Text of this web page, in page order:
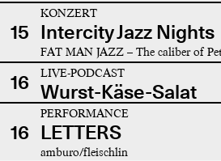
15
KONZERT
Intercity Jazz Nights
FAT MAN JAZZ – The caliber of
16 LIVE-PODCAST
Wurst-Käse-Salat
16
PERFORMANCE
LETTERS
amburo/fleischlin